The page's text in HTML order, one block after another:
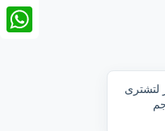
لتشترى